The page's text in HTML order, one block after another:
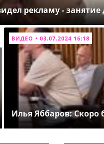
рекламу -
ВИДЕО • 03.07.2024 16:18
Илья Яббаров: Скоро